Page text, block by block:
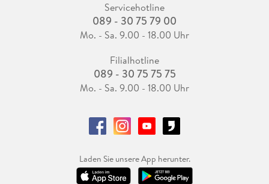
Servicehotline
089 - 30 75 79 00
Mo. - Sa. 9.00 - 18.00 Uhr
Filialhotline
089 - 30 75 75 75
Mo. - Sa. 9.00 - 18.00 Uhr
Laden Sie unsere App herunter.